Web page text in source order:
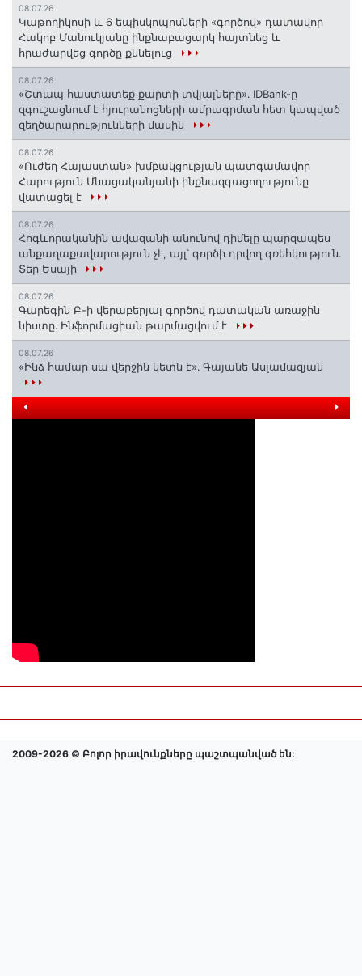
08.07.26
️Կաթողիկոսի և 6 եպիսկոպոսների «գործով» դատավոր
Հակոբ Մանուկյանը ինքնաբացարկ հայտնեց և
հրաժարվեց գործը քննելուց
08.07.26
«Շտապ հաստատեք քարտի տվյալները»․ IDBank-ը
զգուշացնում է հյուրանոցների ամրագրման հետ կապված
զեղծարարությունների մասին
08.07.26
«Ուժեղ Հայաստան» խմբակցության պատգամավոր
Հարություն Մնացականյանի ինքնազգացողությունը
վատացել է
08.07.26
Հոգևորականին ավազանի անունով դիմելը պարզապես
անքաղաքավարություն չէ, այլ՝ գործի դրվող գռեհկություն.
Տեր Եսայի
08.07.26
Գարեգին Բ-ի վերաբերյալ գործով դատական առաջին
նիստը․ Ինֆորմացիան թարմացվում է
08.07.26
«Ինձ համար սա վերջին կետն է»․ Գայանե Ասլամազյան
2009-2026 © Բոլոր իրավունքները պաշտպանված են: